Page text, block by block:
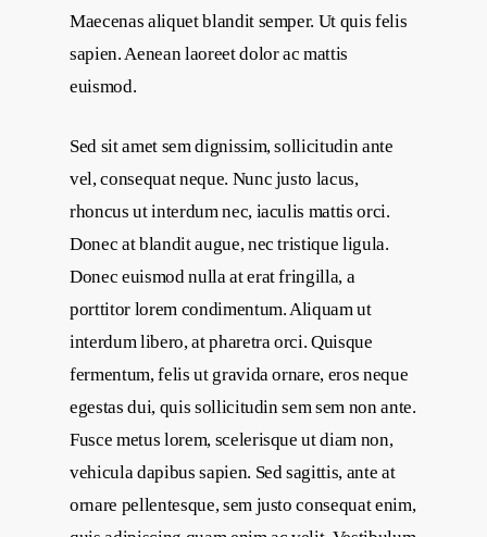
Maecenas aliquet blandit semper. Ut quis felis
sapien. Aenean laoreet dolor ac mattis
euismod.
Sed sit amet sem dignissim, sollicitudin ante
vel, consequat neque. Nunc justo lacus,
rhoncus ut interdum nec, iaculis mattis orci.
Donec at blandit augue, nec tristique ligula.
Donec euismod nulla at erat fringilla, a
porttitor lorem condimentum. Aliquam ut
interdum libero, at pharetra orci. Quisque
fermentum, felis ut gravida ornare, eros neque
egestas dui, quis sollicitudin sem sem non ante.
Fusce metus lorem, scelerisque ut diam non,
vehicula dapibus sapien. Sed sagittis, ante at
ornare pellentesque, sem justo consequat enim,